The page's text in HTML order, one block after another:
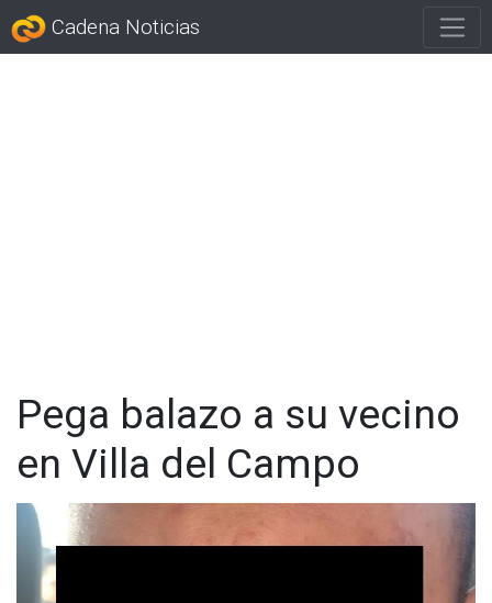
Cadena Noticias
Pega balazo a su vecino
en Villa del Campo